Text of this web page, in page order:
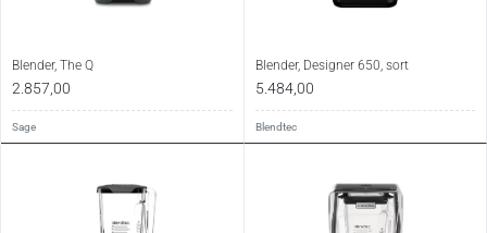
Blender, The Q
2.857,00
Sage
Blender, Designer 650, sort
5.484,00
Blendtec